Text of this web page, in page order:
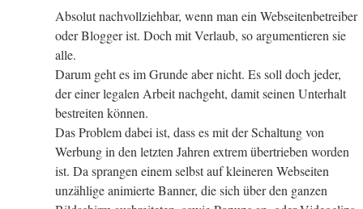
Absolut nachvollziehbar, wenn man ein Webseitenbetreiber
oder Blogger ist. Doch mit Verlaub, so argumentieren sie
alle.
Darum geht es im Grunde aber nicht. Es soll doch jeder,
der einer legalen Arbeit nachgeht, damit seinen Unterhalt
bestreiten können.
Das Problem dabei ist, dass es mit der Schaltung von
Werbung in den letzten Jahren extrem übertrieben worden
ist. Da sprangen einem selbst auf kleineren Webseiten
unzählige animierte Banner, die sich über den ganzen